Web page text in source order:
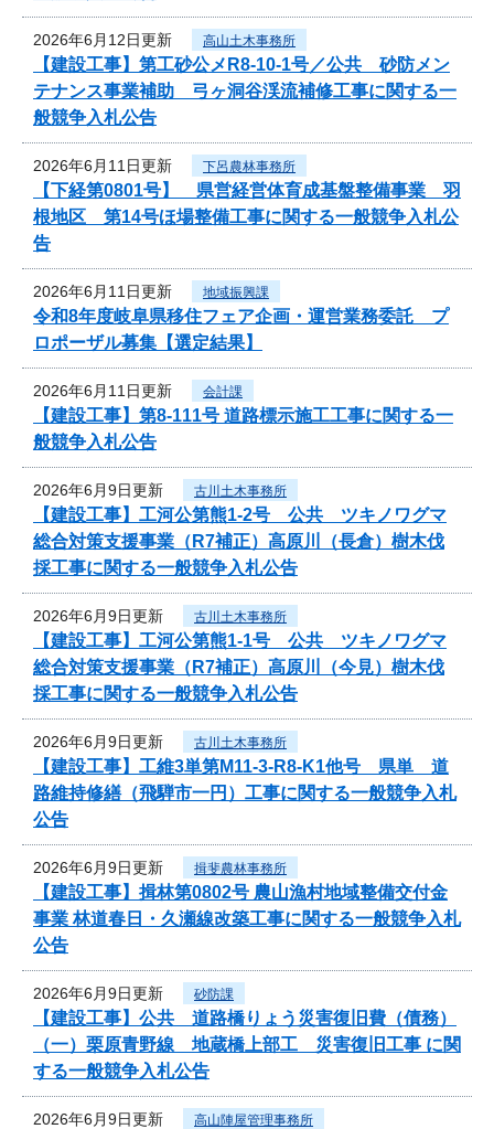
2026年6月12日更新 高山土木事務所
【建設工事】第工砂公メR8-10-1号／公共 砂防メン
テナンス事業補助 弓ヶ洞谷渓流補修工事に関する一
般競争入札公告
2026年6月11日更新 下呂農林事務所
【下経第0801号】 県営経営体育成基盤整備事業 羽
根地区 第14号ほ場整備工事に関する一般競争入札公
告
2026年6月11日更新 地域振興課
令和8年度岐阜県移住フェア企画・運営業務委託 プ
ロポーザル募集【選定結果】
2026年6月11日更新 会計課
【建設工事】第8-111号 道路標示施工工事に関する一
般競争入札公告
2026年6月9日更新 古川土木事務所
【建設工事】工河公第熊1-2号 公共 ツキノワグマ
総合対策支援事業（R7補正）高原川（長倉）樹木伐
採工事に関する一般競争入札公告
2026年6月9日更新 古川土木事務所
【建設工事】工河公第熊1-1号 公共 ツキノワグマ
総合対策支援事業（R7補正）高原川（今見）樹木伐
採工事に関する一般競争入札公告
2026年6月9日更新 古川土木事務所
【建設工事】工維3単第M11-3-R8-K1他号 県単 道
路維持修繕（飛騨市一円）工事に関する一般競争入札
公告
2026年6月9日更新 揖斐農林事務所
【建設工事】揖林第0802号 農山漁村地域整備交付金
事業 林道春日・久瀬線改築工事に関する一般競争入札
公告
2026年6月9日更新 砂防課
【建設工事】公共 道路橋りょう災害復旧費（債務）
（一）栗原青野線 地蔵橋上部工 災害復旧工事 に関
する一般競争入札公告
2026年6月9日更新 高山陣屋管理事務所